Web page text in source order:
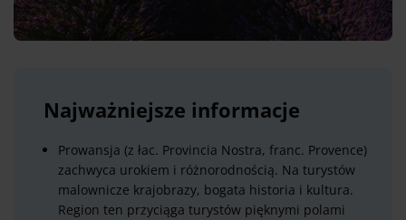
Najważniejsze informacje
Prowansja (z łac. Provincia Nostra, franc. Provence)
zachwyca urokiem i różnorodnością. Na turystów
malownicze krajobrazy, bogata historia i kultura.
Region ten przyciąga turystów pięknymi polami